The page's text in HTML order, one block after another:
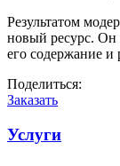
Результатом
новый ресурс. Он
его содержание и
Поделиться:
Заказать
Услуги